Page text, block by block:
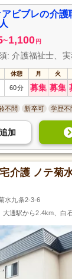
未経験からでも安
スキルアップも目
ビブレの介護
~1,100 円
: 介護福祉士、
休憩 月 火
60分 募集 募集
不問 新卒可 学歴不
追加
介護 ノテ菊
水九条2-3-6
大通駅から2.4km、白